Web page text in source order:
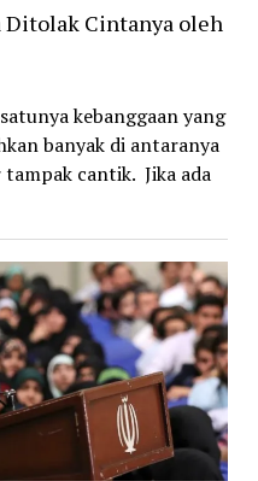
Ditolak Cintanya oleh
kebanggaan yang
banyak di antaranya
cantik. Jika ada